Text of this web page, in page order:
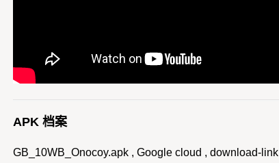
APK 档案
GB_10WB_Onocoy.apk , Google cloud , download-link